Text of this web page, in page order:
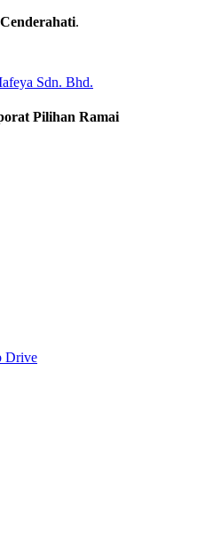
.
Sdn. Bhd.
Pilihan Ramai
Drive